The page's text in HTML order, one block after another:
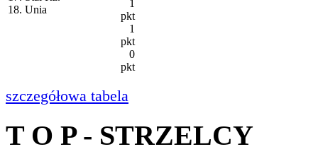
18. Unia
1
pkt
1
pkt
0
pkt
szczegółowa tabela
T O P - STRZELCY